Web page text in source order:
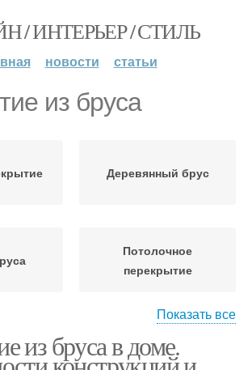
/ ИНТЕРЬЕР / СТИЛЬ
новости статьи
из бруса
Деревянный брус
Потолочное
перекрытие
доме
перекрытия
Показать все
из бруса в доме.